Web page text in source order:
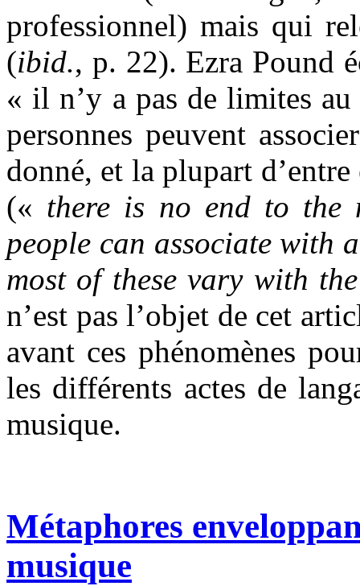
professionnel) mais qui
(ibid., p. 22). Ezra Pound
« il n’y a pas de limites
personnes peuvent
donné, et la plupart
(« there is no end to the
people can associate with
most of these vary with
n’est pas l’objet de cet
avant ces phénomènes
les différents actes de
musique.
Métaphores
musique